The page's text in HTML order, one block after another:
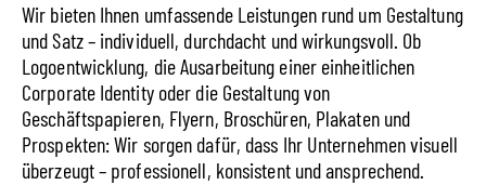
Wir bieten Ihnen umfassende Leistungen rund um Gestaltung
und Satz – individuell, durchdacht und wirkungsvoll. Ob
Logoentwicklung, die Ausarbeitung einer einheitlichen
Corporate Identity oder die Gestaltung von
Geschäftspapieren, Flyern, Broschüren, Plakaten und
Prospekten: Wir sorgen dafür, dass Ihr Unternehmen visuell
überzeugt – professionell, konsistent und ansprechend.